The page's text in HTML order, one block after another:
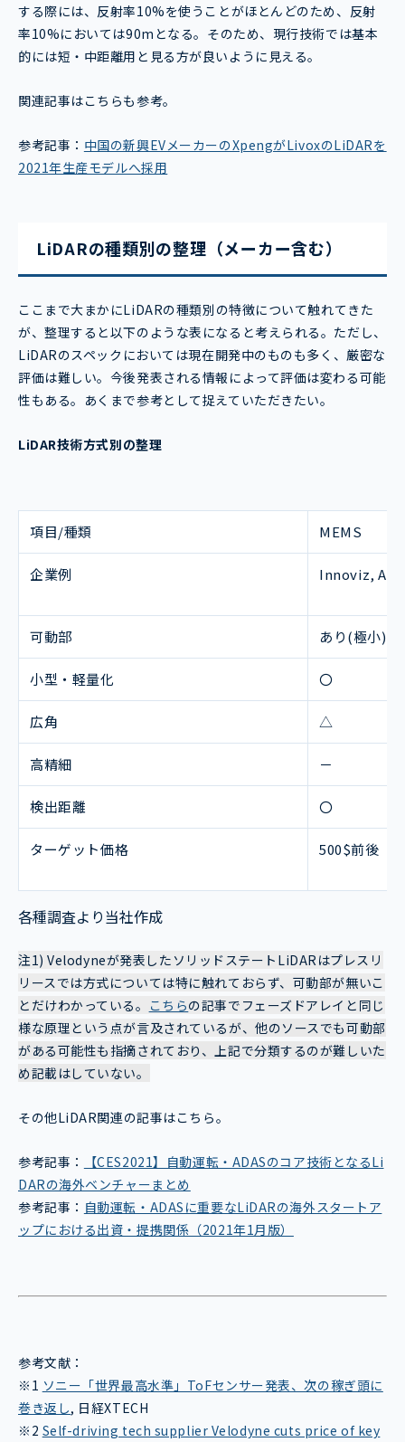
する際には、反射率10%を使うことがほとんどのため、反射
率10%においては90mとなる。そのため、現行技術では基本
的には短・中距離用と見る方が良いように見える。
関連記事はこちらも参考。
参考記事： 中国の新興EVメーカーのXpengがLivoxのLiDARを
2021年生産モデルへ採用
LiDARの種類別の整理（メーカー含む）
ここまで大まかにLiDARの種類別の特徴について触れてきた
が、整理すると以下のような表になると考えられる。ただし、
LiDARのスペックにおいては現在開発中のものも多く、厳密な
評価は難しい。今後発表される情報によって評価は変わる可能
性もある。あくまで参考として捉えていただきたい。
LiDAR技術方式別の整理
項目/種類 MEMS
企業例 Innoviz,
可動部 あり(極小)
小型・軽量化 〇
広角 △
高精細 －
検出距離 〇
ターゲット価格 500$前後
各種調査より当社作成
注1) Velodyneが発表したソリッドステートLiDARはプレスリ
リースでは方式については特に触れておらず、可動部が無いこ
とだけわかっている。 こちらの記事でフェーズドアレイと同じ
様な原理という点が言及されているが、他のソースでも可動部
がある可能性も指摘されており、上記で分類するのが難しいた
め記載はしていない。
その他LiDAR関連の記事はこちら。
参考記事：
【CES2021】自動運転・ADASのコア技術となるLi
DARの海外ベンチャーまとめ
参考記事： 自動運転・ADASに重要なLiDARの海外スタートア
ップにおける出資・提携関係（2021年1月版）
参考文献：
※1 ソニー「世界最高水準」ToFセンサー発表、次の稼ぎ頭に
巻き返し, 日経XTECH
※2 Self-driving tech supplier Velodyne cuts price of key